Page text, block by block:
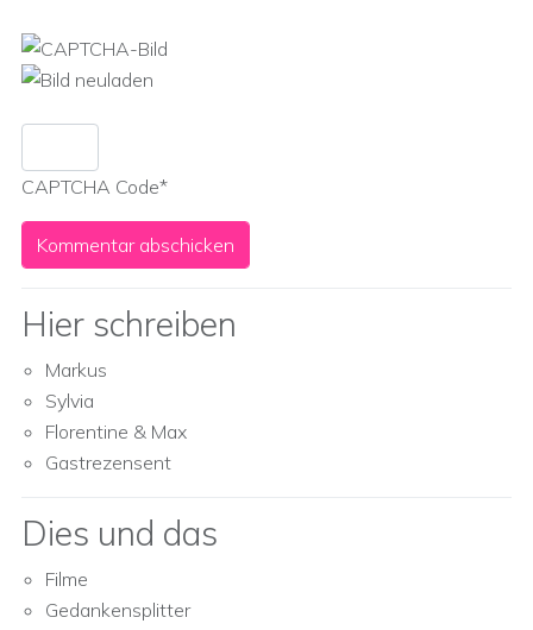
CAPTCHA Code*
Hier schreiben
Markus
Sylvia
Florentine & Max
Gastrezensent
Dies und das
Filme
Gedankensplitter